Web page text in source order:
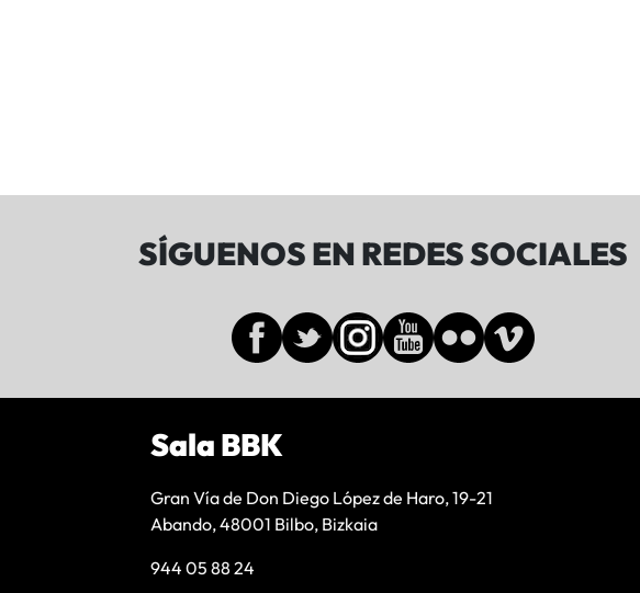
SÍGUENOS EN REDES SOCIALES
Sala BBK
Gran Vía de Don Diego López de Haro, 19-21
Abando, 48001 Bilbo, Bizkaia
944 05 88 24